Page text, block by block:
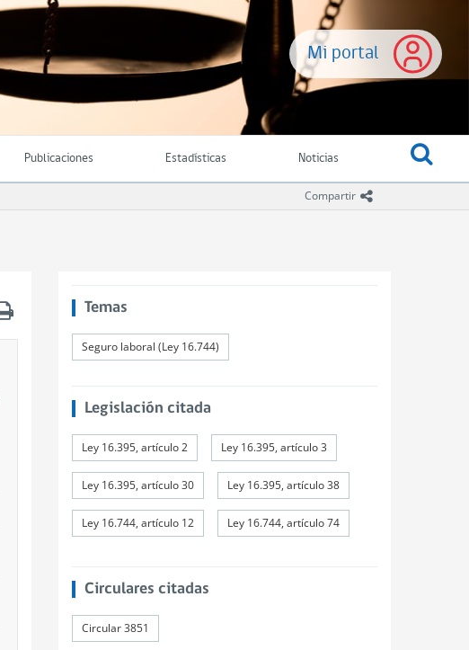
Mi portal
Publicaciones Estadísticas Noticias
Compartir icono compartir
Temas
Seguro laboral (Ley 16.744)
Legislación citada
Ley 16.395, artículo 2 Ley 16.395, artículo 3
Ley 16.395, artículo 30 Ley 16.395, artículo 38
Ley 16.744, artículo 12 Ley 16.744, artículo 74
Circulares citadas
Circular 3851